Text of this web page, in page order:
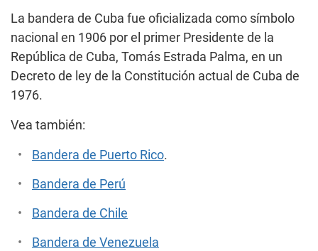
La bandera de Cuba fue oficializada como símbolo
nacional en 1906 por el primer Presidente de la
República de Cuba, Tomás Estrada Palma, en un
Decreto de ley de la Constitución actual de Cuba de
1976.
Vea también:
Bandera de Puerto Rico.
Bandera de Perú
Bandera de Chile
Bandera de Venezuela